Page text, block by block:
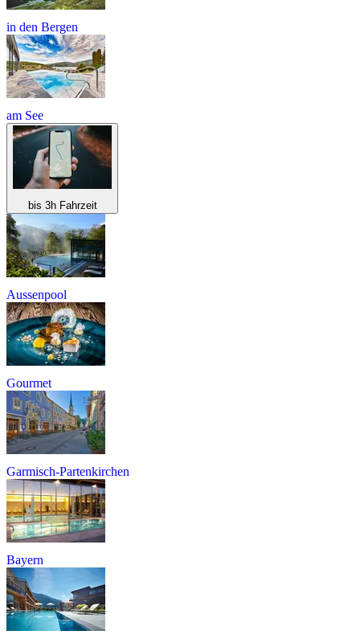
in den Bergen
am See
bis 3h Fahrzeit
Aussenpool
Gourmet
Garmisch-Partenkirchen
Bayern